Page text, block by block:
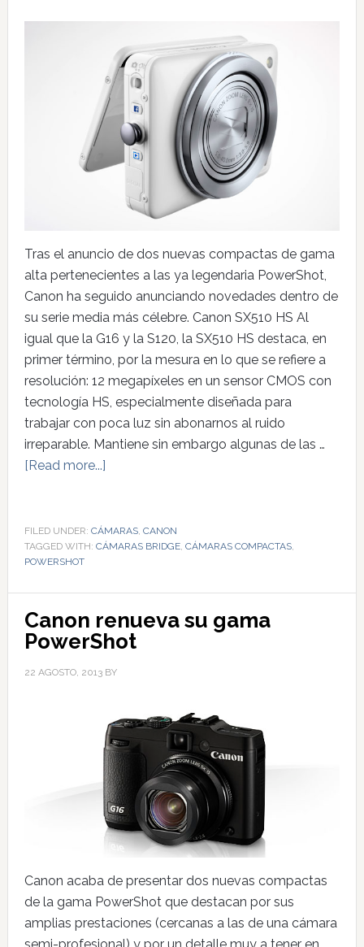
Tras el anuncio de dos nuevas compactas de gama
alta pertenecientes a las ya legendaria PowerShot,
Canon ha seguido anunciando novedades dentro de
su serie media más célebre. Canon SX510 HS Al
igual que la G16 y la S120, la SX510 HS destaca, en
primer término, por la mesura en lo que se refiere a
resolución: 12 megapíxeles en un sensor CMOS con
tecnología HS, especialmente diseñada para
trabajar con poca luz sin abonarnos al ruido
irreparable. Mantiene sin embargo algunas de las …
[Read more...]
FILED UNDER: CÁMARAS, CANON
TAGGED WITH: CÁMARAS BRIDGE, CÁMARAS COMPACTAS,
POWERSHOT
Canon renueva su gama
PowerShot
22 AGOSTO, 2013BY
Canon acaba de presentar dos nuevas compactas
de la gama PowerShot que destacan por sus
amplias prestaciones (cercanas a las de una cámara